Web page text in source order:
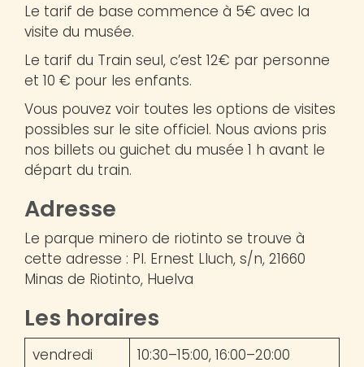
Le tarif de base commence à 5€ avec la
visite du musée.
Le tarif du Train seul, c’est 12€ par personne
et 10 € pour les enfants.
Vous pouvez voir toutes les options de visites
possibles sur le site officiel. Nous avions pris
nos billets ou guichet du musée 1 h avant le
départ du train.
Adresse
Le parque minero de riotinto se trouve à
cette adresse : Pl. Ernest Lluch, s/n, 21660
Minas de Riotinto, Huelva
Les horaires
vendredi
10:30–15:00, 16:00–20:00